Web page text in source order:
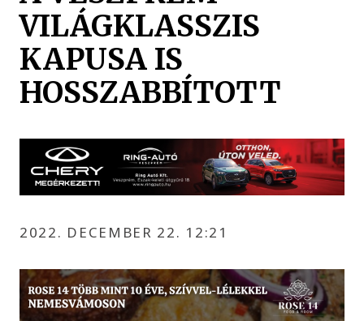
VILÁGKLASSZIS
KAPUSA IS
HOSSZABBÍTOTT
2022. DECEMBER 22. 12:21